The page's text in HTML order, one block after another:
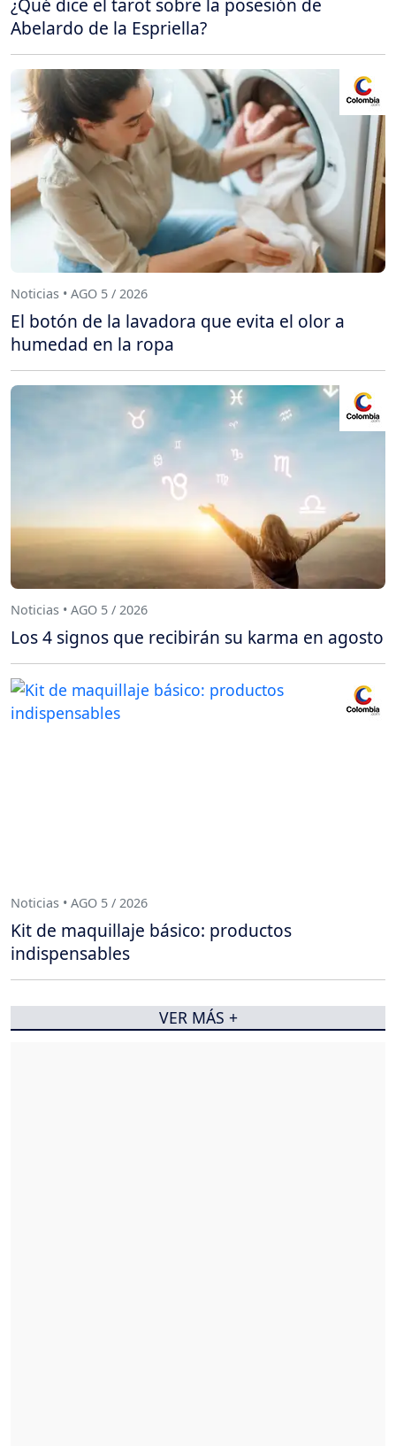
¿Qué dice el tarot sobre la posesión de
Abelardo de la Espriella?
Noticias • AGO 5 / 2026
El botón de la lavadora que evita el olor a
humedad en la ropa
Noticias • AGO 5 / 2026
Los 4 signos que recibirán su karma en agosto
Noticias • AGO 5 / 2026
Kit de maquillaje básico: productos
indispensables
VER MÁS +